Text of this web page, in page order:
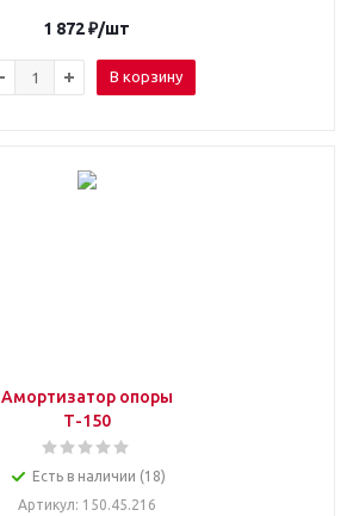
1 872₽/шт
В корзину
Амортизатор опоры
Т-150
Есть в наличии (18)
Артикул: 150.45.216